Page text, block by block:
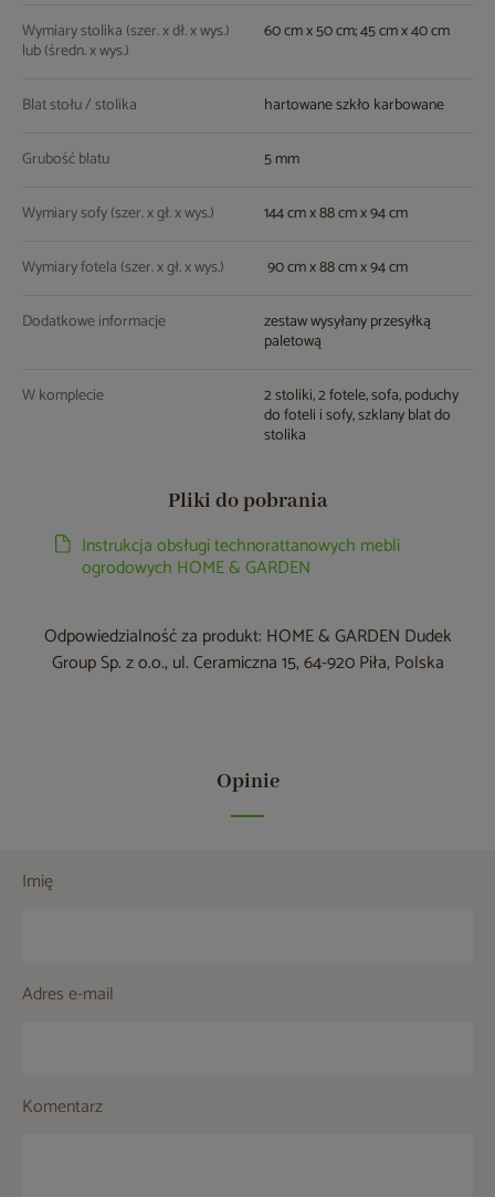
Wymiary stolika (szer. x dł. x wys.)
lub (średn. x wys.)
60 cm x 50 cm; 45 cm x 40 cm
Blat stołu / stolika hartowane szkło karbowane
Grubość blatu 5 mm
Wymiary sofy (szer. x gł. x wys.) 144 cm x 88 cm x 94 cm
Wymiary fotela (szer. x gł. x wys.) 90 cm x 88 cm x 94 cm
Dodatkowe informacje zestaw wysyłany przesyłką
paletową
W komplecie 2 stoliki, 2 fotele, sofa, poduchy
do foteli i sofy, szklany blat do
stolika
Pliki do pobrania
Instrukcja obsługi technorattanowych mebli
ogrodowych HOME & GARDEN
Odpowiedzialność za produkt: HOME & GARDEN Dudek
Group Sp. z o.o., ul. Ceramiczna 15, 64-920 Piła, Polska
Opinie
Imię
Adres e-mail
Komentarz